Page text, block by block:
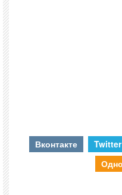
Вконтакте Twitter